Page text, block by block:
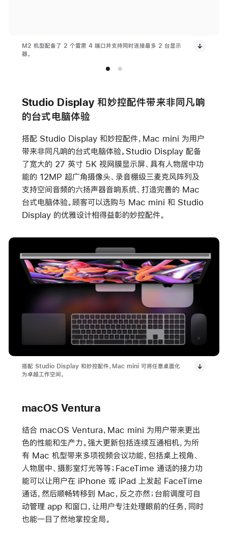
M2 机型配备了 2 个雷雳 4 端口并支持同时连接最多 2 台显示
器。
Studio Display 和妙控配件带来非同凡响
的台式电脑体验
搭配 Studio Display 和妙控配件，Mac mini 为用户
带来非同凡响的台式电脑体验。Studio Display 配备
了宽大的 27 英寸 5K 视网膜显示屏、具有人物居中功
能的 12MP 超广角摄像头、录音棚级三麦克风阵列及
支持空间音频的六扬声器音响系统、打造完善的 Mac
台式电脑体验。顾客可以选购与 Mac mini 和 Studio
Display 的优雅设计相得益彰的妙控配件。
搭配 Studio Display 和妙控配件，Mac mini 可将任意桌面化
为卓越工作空间。
macOS Ventura
结合 macOS Ventura，Mac mini 为用户带来更出
色的性能和生产力。强大更新包括连续互通相机，为所
有 Mac 机型带来多项视频会议功能，包括桌上视角、
人物居中、摄影室灯光等等；FaceTime 通话的接力功
能可以让用户在 iPhone 或 iPad 上发起 FaceTime
通话，然后顺畅转移到 Mac，反之亦然；台前调度可自
动管理 app 和窗口，让用户专注处理眼前的任务，同时
也能一目了然地掌控全局。